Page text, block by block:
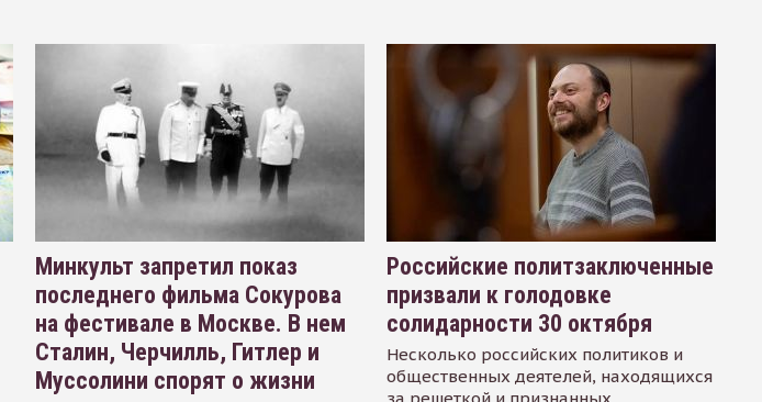
Минкульт запретил показ
последнего фильма Сокурова
на фестивале в Москве. В нем
Сталин, Черчилль, Гитлер и
Муссолини спорят о жизни
Российские политзаключенные
призвали к голодовке
солидарности 30 октября
Несколько российских политиков и
общественных деятелей, находящихся